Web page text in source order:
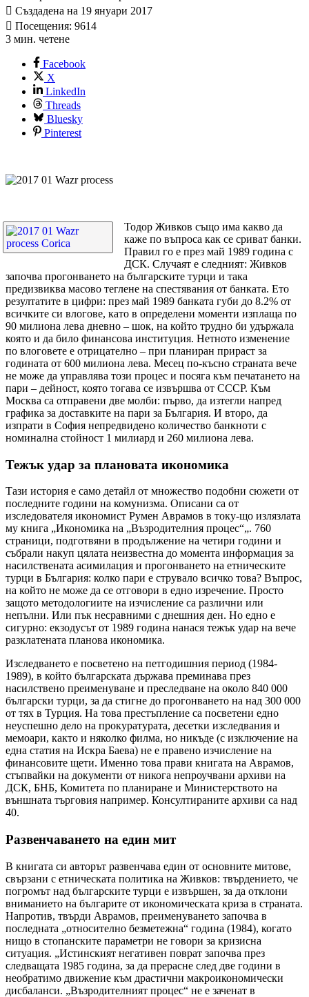
Създадена на 19 януари 2017
Посещения: 9614
3 мин. четене
Facebook
X
LinkedIn
Threads
Bluesky
Pinterest
Тодор Живков също има какво да
каже по въпроса как се сриват банки.
Правил го е през май 1989 година с
ДСК. Случаят е следният: Живков
започва прогонването на българските турци и така
предизвиква масово теглене на спестявания от банката. Ето
резултатите в цифри: през май 1989 банката губи до 8.2% от
всичките си влогове, като в определени моменти изплаща по
90 милиона лева дневно – шок, на който трудно би удържала
която и да било финансова институция. Нетното изменение
по влоговете е отрицателно – при планиран прираст за
годината от 600 милиона лева. Месец по-късно страната вече
не може да управлява този процес и посяга към печатането на
пари – дейност, която тогава се извършва от СССР. Към
Москва са отправени две молби: първо, да изтегли напред
графика за доставките на пари за България. И второ, да
изпрати в София непредвидено количество банкноти с
номинална стойност 1 милиард и 260 милиона лева.
Тежък удар за плановата икономика
Тази история е само детайл от множество подобни сюжети от
последните години на комунизма. Описани са от
изследователя икономист Румен Аврамов в току-що излязлата
му книга „Икономика на „Възродителния процес“„. 760
страници, подготвяни в продължение на четири години и
събрали накуп цялата неизвестна до момента информация за
насилствената асимилация и прогонването на етническите
турци в България: колко пари е струвало всичко това? Въпрос,
на който не може да се отговори в едно изречение. Просто
защото методологиите на изчисление са различни или
непълни. Или пък несравними с днешния ден. Но едно е
сигурно: екзодусът от 1989 година нанася тежък удар на вече
разклатената планова икономика.
Изследването е посветено на петгодишния период (1984-
1989), в който българската държава преминава през
насилствено преименуване и преследване на около 840 000
български турци, за да стигне до прогонването на над 300 000
от тях в Турция. На това престъпление са посветени едно
неуспешно дело на прокуратурата, десетки изследвания и
мемоари, както и няколко филма, но никъде (с изключение на
една статия на Искра Баева) не е правено изчисление на
финансовите щети. Именно това прави книгата на Аврамов,
стъпвайки на документи от никога непроучвани архиви на
ДСК, БНБ, Комитета по планиране и Министерството на
външната търговия например. Консултираните архиви са над
40.
Развенчаването на един мит
В книгата си авторът развенчава един от основните митове,
свързани с етническата политика на Живков: твърдението, че
погромът над българските турци е извършен, за да отклони
вниманието на българите от икономическата криза в страната.
Напротив, твърди Аврамов, преименуването започва в
последната „относително безметежна“ година (1984), когато
нищо в стопанските параметри не говори за кризисна
ситуация. „Истинският негативен поврат започва през
следващата 1985 година, за да прерасне след две години в
необратимо движение към драстични макроикономически
дисбаланси. „Възродителният процес“ не е заченат в